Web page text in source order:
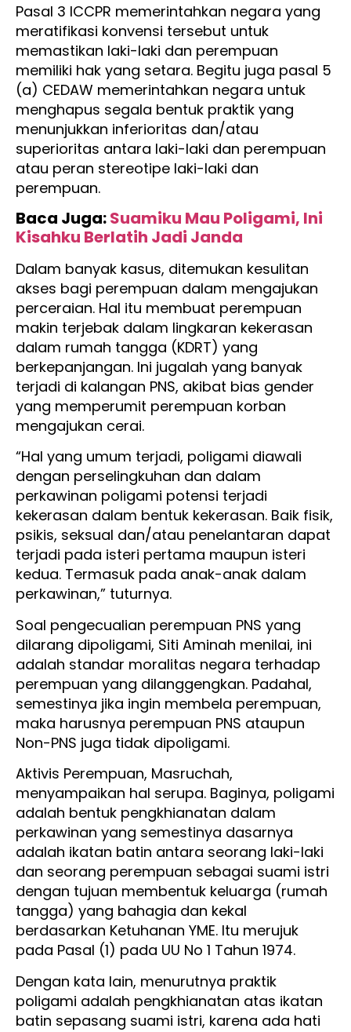
Pasal 3 ICCPR memerintahkan negara yang
meratifikasi konvensi tersebut untuk
memastikan laki-laki dan perempuan
memiliki hak yang setara. Begitu juga pasal 5
(a) CEDAW memerintahkan negara untuk
menghapus segala bentuk praktik yang
menunjukkan inferioritas dan/atau
superioritas antara laki-laki dan perempuan
atau peran stereotipe laki-laki dan
perempuan.
Baca Juga:Suamiku Mau Poligami, Ini
Kisahku Berlatih Jadi Janda
Dalam banyak kasus, ditemukan kesulitan
akses bagi perempuan dalam mengajukan
perceraian. Hal itu membuat perempuan
makin terjebak dalam lingkaran kekerasan
dalam rumah tangga (KDRT) yang
berkepanjangan. Ini jugalah yang banyak
terjadi di kalangan PNS, akibat bias gender
yang memperumit perempuan korban
mengajukan cerai.
“Hal yang umum terjadi, poligami diawali
dengan perselingkuhan dan dalam
perkawinan poligami potensi terjadi
kekerasan dalam bentuk kekerasan. Baik fisik,
psikis, seksual dan/atau penelantaran dapat
terjadi pada isteri pertama maupun isteri
kedua. Termasuk pada anak-anak dalam
perkawinan,” tuturnya.
Soal pengecualian perempuan PNS yang
dilarang dipoligami, Siti Aminah menilai, ini
adalah standar moralitas negara terhadap
perempuan yang dilanggengkan. Padahal,
semestinya jika ingin membela perempuan,
maka harusnya perempuan PNS ataupun
Non-PNS juga tidak dipoligami.
Aktivis Perempuan, Masruchah,
menyampaikan hal serupa. Baginya, poligami
adalah bentuk pengkhianatan dalam
perkawinan yang semestinya dasarnya
adalah ikatan batin antara seorang laki-laki
dan seorang perempuan sebagai suami istri
dengan tujuan membentuk keluarga (rumah
tangga) yang bahagia dan kekal
berdasarkan Ketuhanan YME. Itu merujuk
pada Pasal (1) pada UU No 1 Tahun 1974.
Dengan kata lain, menurutnya praktik
poligami adalah pengkhianatan atas ikatan
batin sepasang suami istri, karena ada hati